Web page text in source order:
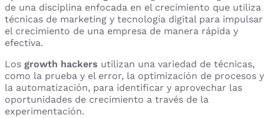
de una disciplina enfocada en el crecimiento que utiliza
técnicas de marketing y tecnología digital para impulsar
el crecimiento de una empresa de manera rápida y
efectiva.
Los growth hackers utilizan una variedad de técnicas,
como la prueba y el error, la optimización de procesos y
la automatización, para identificar y aprovechar las
oportunidades de crecimiento a través de la
experimentación.